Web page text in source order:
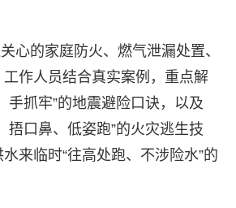
心的家庭防火、燃气泄漏处置、
作人员结合真实案例，重点解
手抓牢”的地震避险口诀，以及
捂口鼻、低姿跑”的火灾逃生技
来临时“往高处跑、不涉险水”的